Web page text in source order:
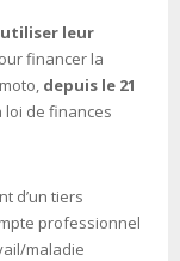
utiliser leur
financer la
depuis le 21
loi de finances
d’un tiers
professionnel
maladie